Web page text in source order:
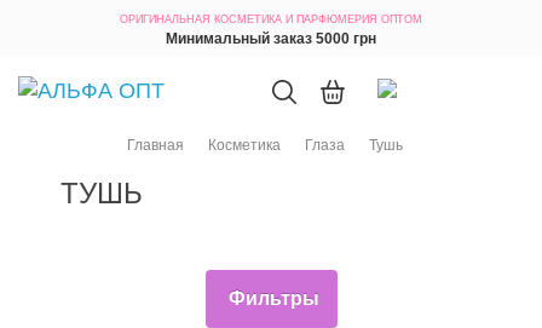
ОРИГИНАЛЬНАЯ КОСМЕТИКА И ПАРФЮМЕРИЯ ОПТОМ
Минимальный заказ 5000 грн
Главная Косметика Глаза Тушь
ТУШЬ
Фильтры